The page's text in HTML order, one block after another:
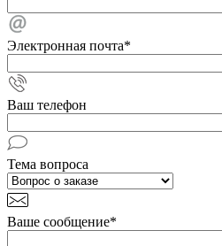
Электронная почта*
Ваш телефон
Тема вопроса
Ваше сообщение*